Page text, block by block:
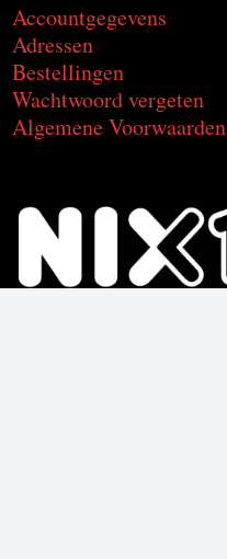
Accountgegevens
Adressen
Bestellingen
Wachtwoord vergeten
Algemene Voorwaarden